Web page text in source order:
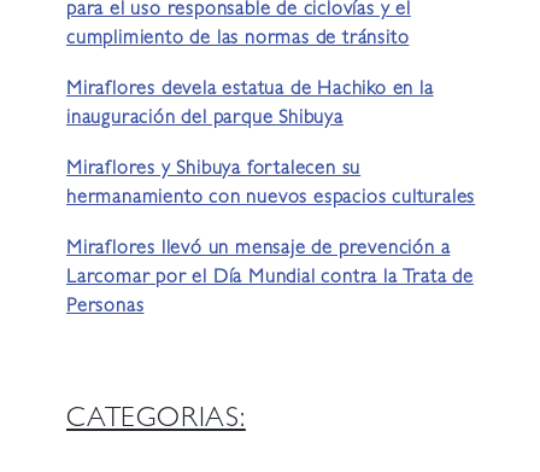
para el uso responsable de ciclovías y el
cumplimiento de las normas de tránsito
Miraflores devela estatua de Hachiko en la
inauguración del parque Shibuya
Miraflores y Shibuya fortalecen su
hermanamiento con nuevos espacios culturales
Miraflores llevó un mensaje de prevención a
Larcomar por el Día Mundial contra la Trata de
Personas
CATEGORIAS: